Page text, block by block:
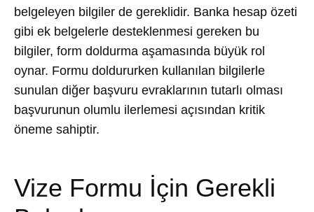
belgeleyen bilgiler de gereklidir. Banka hesap özeti
gibi ek belgelerle desteklenmesi gereken bu
bilgiler, form doldurma aşamasında büyük rol
oynar. Formu doldururken kullanılan bilgilerle
sunulan diğer başvuru evraklarının tutarlı olması
başvurunun olumlu ilerlemesi açısından kritik
öneme sahiptir.
Vize Formu İçin Gerekli